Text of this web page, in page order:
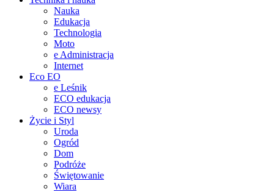
Nauka
Edukacja
Technologia
Moto
e Administracja
Internet
Eco EO
e Leśnik
ECO edukacja
ECO newsy
Życie i Styl
Uroda
Ogród
Dom
Podróże
Świętowanie
Wiara